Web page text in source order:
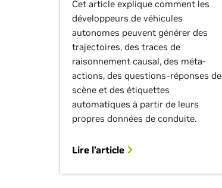
Cet article explique comment les
développeurs de véhicules
autonomes peuvent générer des
trajectoires, des traces de
raisonnement causal, des méta-
actions, des questions-réponses de
scène et des étiquettes
automatiques à partir de leurs
propres données de conduite.
Lire l’article